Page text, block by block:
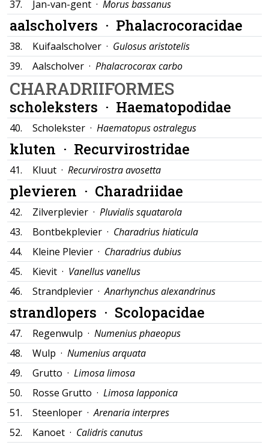
37. Jan-van-gent · Morus bassanus
aalscholvers · Phalacrocoracidae
38. Kuifaalscholver · Gulosus aristotelis
39.
Aalscholver · Phalacrocorax carbo
CHARADRIIFORMES
scholeksters · Haematopodidae
40. Scholekster · Haematopus ostralegus
kluten · Recurvirostridae
41. Kluut · Recurvirostra avosetta
plevieren · Charadriidae
42. Zilverplevier · Pluvialis squatarola
43.
Bontbekplevier · Charadrius hiaticula
44.
Kleine Plevier · Charadrius dubius
45.
Kievit · Vanellus vanellus
46.
Strandplevier ·Anarhynchus alexandrinus
strandlopers · Scolopacidae
47. Regenwulp · Numenius phaeopus
48.
Wulp · Numenius arquata
49.
Grutto · Limosa limosa
50.
Rosse Grutto · Limosa lapponica
51.
Steenloper ·Arenaria interpres
52.
Kanoet · Calidris canutus